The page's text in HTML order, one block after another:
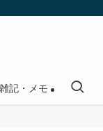
雑記・メモ